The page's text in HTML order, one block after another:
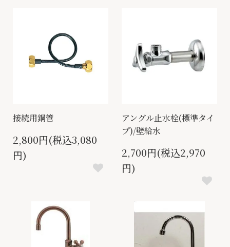
接続用銅管
2,800円(税込3,080
円)
アングル止水栓(標準タイ
プ)/壁給水
2,700円(税込2,970
円)